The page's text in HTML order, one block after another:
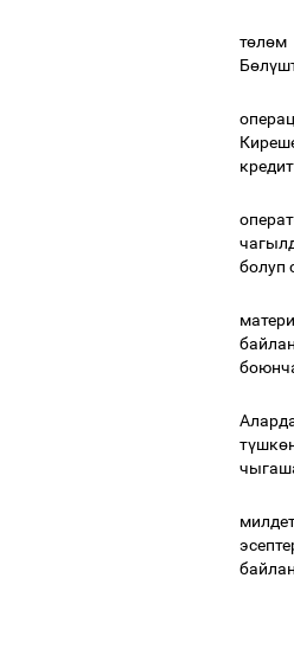
төлөм
Бөлү
болуп
түшкө